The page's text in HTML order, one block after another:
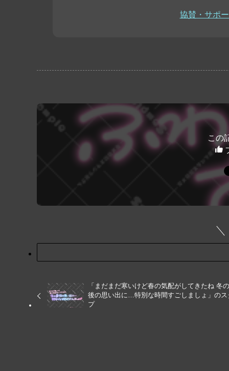
協賛・サポ
この
「まだまだ寒いけど春の気配がしてきたね 冬
後の思い出に…特別な時間すごしましょ」のス
プ